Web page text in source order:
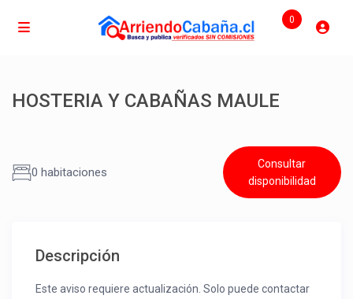
0
HOSTERIA Y CABAÑAS MAULE
0 habitaciones
Consultar
disponibilidad
Descripción
Este aviso requiere actualización. Solo puede contactar